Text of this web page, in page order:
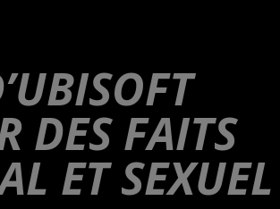
DES FAITS
ET SEXUEL